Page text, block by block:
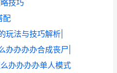
技巧
配
玩法与技巧解析|
办办办办合成丧尸|
办办办办单人模式